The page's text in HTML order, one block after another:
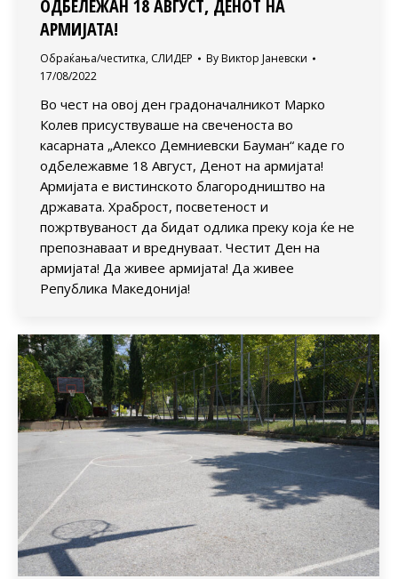
ОДБЕЛЕЖАН 18 АВГУСТ, ДЕНОТ НА
АРМИЈАТА!
Обраќања/честитка, СЛИДЕР By Виктор Јаневски
17/08/2022
Во чест на овој ден градоначалникот Марко
Колев присуствуваше на свеченоста во
касарната „Алексо Демниевски Бауман“ каде го
одбележавме 18 Август, Денот на армијата!
Армијата е вистинското благородништво на
државата. Храброст, посветеност и
пожртвуваност да бидат одлика преку која ќе не
препознаваат и вреднуваат. Честит Ден на
армијата! Да живее армијата! Да живее
Република Македонија!